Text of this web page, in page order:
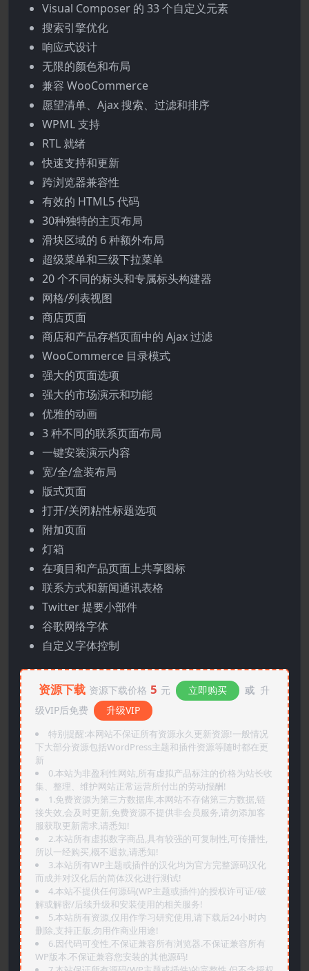
Visual Composer 的 33 个自定义元素
搜索引擎优化
响应式设计
无限的颜色和布局
兼容 WooCommerce
愿望清单、Ajax 搜索、过滤和排序
WPML 支持
RTL 就绪
快速支持和更新
跨浏览器兼容性
有效的 HTML5 代码
30种独特的主页布局
滑块区域的 6 种额外布局
超级菜单和三级下拉菜单
20 个不同的标头和专属标头构建器
网格/列表视图
商店页面
商店和产品存档页面中的 Ajax 过滤
WooCommerce 目录模式
强大的页面选项
强大的市场演示和功能
优雅的动画
3 种不同的联系页面布局
一键安装演示内容
宽/全/盒装布局
版式页面
打开/关闭粘性标题选项
附加页面
灯箱
在项目和产品页面上共享图标
联系方式和新闻通讯表格
Twitter 提要小部件
谷歌网络字体
自定义字体控制
资源下载 资源下载价格 5 元 立即购买 或 升
级VIP后免费
升级VIP
特别提醒:本网站不保证所有资源永久更新资源!一般情况
下大部分资源包括WordPress主题和插件资源等随时都在更
新
0.本站为非盈利性网站,所有虚拟产品标注的价格为站长收
集、整理、维护网站正常运营所付出的劳动报酬!
1.免费资源为第三方数据库,本网站不存储第三方数据,链
接失效,会及时更新,免费资源不提供非会员服务,请勿添加客
服获取更新需求,请悉知!
2.本站所有虚拟数字商品,具有较强的可复制性,可传播性,
所以一经购买,概不退款,请悉知!
3.本站所有WP主题或插件的汉化均为官方完整源码汉化
而成并对汉化后的简体汉化进行测试!
4.本站不提供任何源码(WP主题或插件)的授权许可证/破
解或解密/后续升级和安装使用的相关服务!
5.本站所有资源,仅用作学习研究使用,请下载后24小时内
删除,支持正版,勿用作商业用途!
6.因代码可变性,不保证兼容所有浏览器.不保证兼容所有
WP版本.不保证兼容您安装的其他源码!